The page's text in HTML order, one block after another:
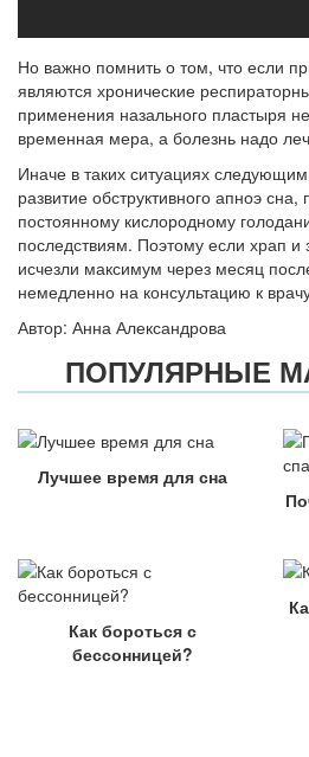
Но важно помнить о том, что если
являются хронические
применения назального пластыря
временная мера, а болезнь надо
Иначе в таких ситуациях
развитие обструктивного апноэ
постоянному кислородному
последствиям. Поэтому если храп и
исчезли максимум через месяц
немедленно на консультацию к
Автор: Анна Александрова
ПОПУЛЯРНЫЕ
Лучшее время для сна
Как бороться с
бессонницей?